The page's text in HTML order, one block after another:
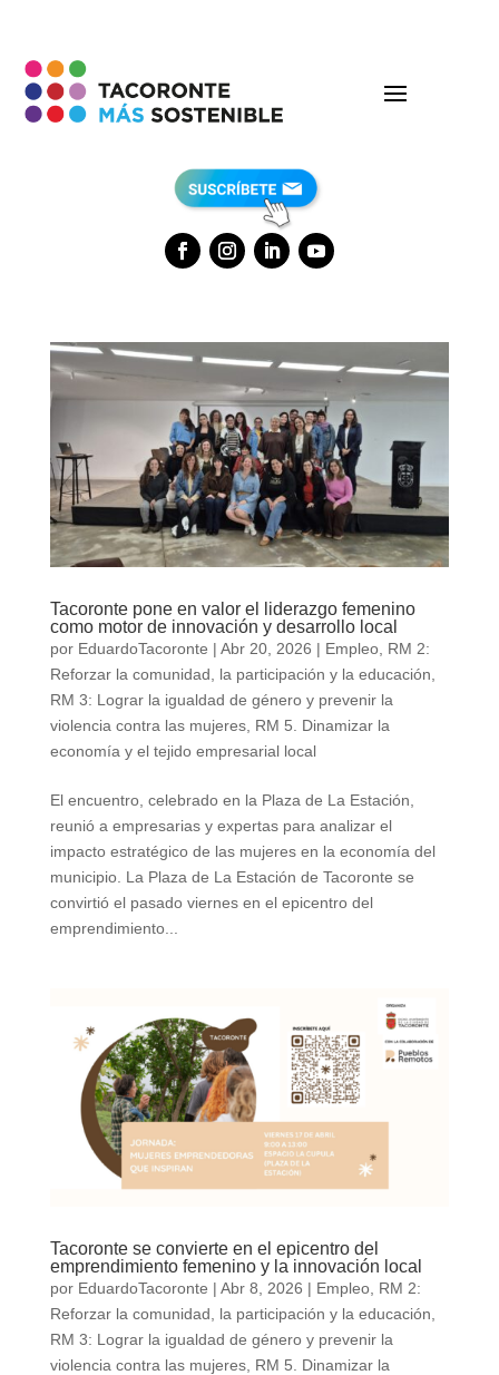
Tacoronte pone en valor el liderazgo femenino
como motor de innovación y desarrollo local
por EduardoTacoronte | Abr 20, 2026 | Empleo, RM 2:
Reforzar la comunidad, la participación y la educación
RM 3: Lograr la igualdad de género y prevenir la
violencia contra las mujeres, RM 5. Dinamizar la
economía y el tejido empresarial local
El encuentro, celebrado en la Plaza de La Estación,
reunió a empresarias y expertas para analizar el
impacto estratégico de las mujeres en la economía del
municipio. La Plaza de La Estación de Tacoronte se
convirtió el pasado viernes en el epicentro del
emprendimiento...
Tacoronte se convierte en el epicentro del
emprendimiento femenino y la innovación local
por EduardoTacoronte | Abr 8, 2026 | Empleo, RM 2:
Reforzar la comunidad, la participación y la educación
RM 3: Lograr la igualdad de género y prevenir la
violencia contra las mujeres, RM 5. Dinamizar la